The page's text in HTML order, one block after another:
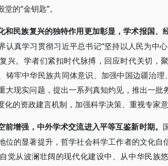
的“金钥匙”。
和民族复兴的独特作用更加彰显，学术报国、
认真学习贯彻习近平总书记“坚持以人民为中
兴。学者们紧扣时代脉搏，回应时代关切，
铸牢中华民族共同体意识、加强中国边疆治理
大现实问题，提出一系列真知灼见，推出一批
化的资政建言机制，加强科学决策、重视专家
前增强，中外学术交流进入平等互鉴新时期。
位的显著提升，哲学社会科学工作者的文化自
觉从波澜壮阔的现代化建设中、从中华民族